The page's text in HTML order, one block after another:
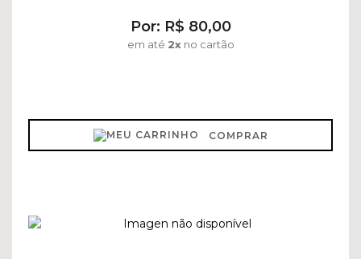
Por: R$ 80,00
em até 2xno cartão
COMPRAR